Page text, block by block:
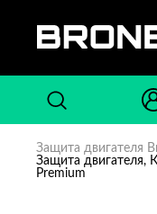
Защита двигателя
Защита двигателя,
Premium